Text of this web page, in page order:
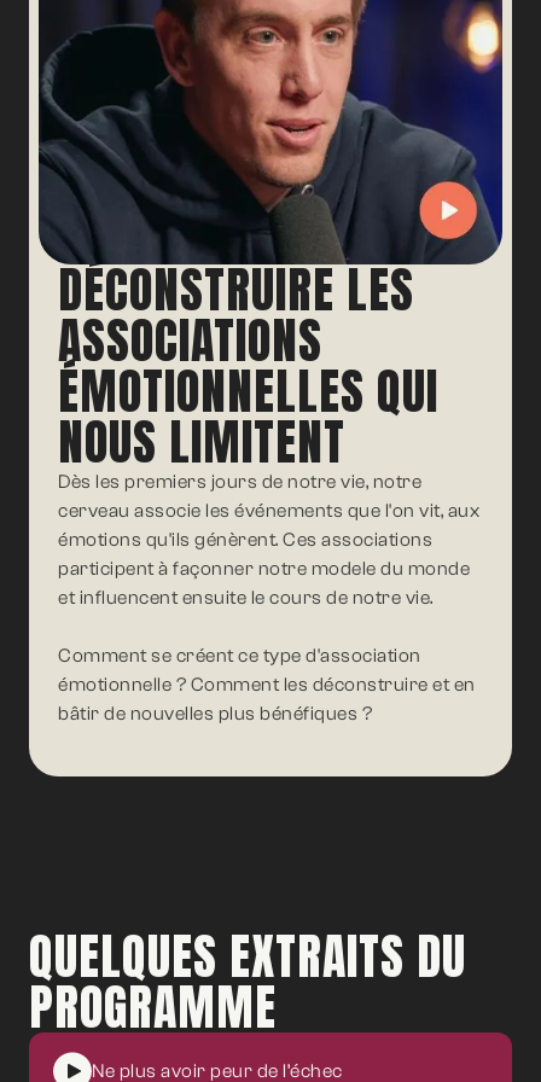
dégages.
Trouver les mots justes et percutants pendant
cette conversation avec un collègue, un
employé, un conjoint...
DÉCONSTRUIRE LES
ASSOCIATIONS
ÉMOTIONNELLES QUI
NOUS LIMITENT
Dès les premiers jours de notre vie, notre
cerveau associe les événements que l'on vit, aux
émotions qu'ils génèrent. Ces associations
participent à façonner notre modele du monde
et influencent ensuite le cours de notre vie.
Comment se créent ce type d'association
émotionnelle ? Comment les déconstruire et en
bâtir de nouvelles plus bénéfiques ?
QUELQUES EXTRAITS DU
PROGRAMME
Ne plus avoir peur de l’échec